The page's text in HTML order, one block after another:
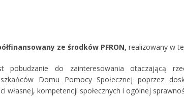
ze środków PFRON, realizowany w
pobudzanie do zainteresowania otaczającą
Domu Pomocy Społecznej poprzez
własnej, kompetencji społecznych i ogólnej